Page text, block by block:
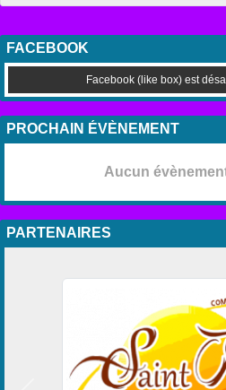
FACEBOOK
Facebook (like box) est
PROCHAIN ÉVÈNEMENT
Aucun
PARTENAIRES